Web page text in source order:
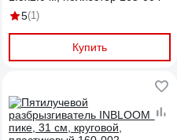
5(1)
Купить